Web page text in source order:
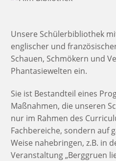
Unsere Schülerbibliothek
englischer und
Schauen, Schmökern und
Phantasiewelten ein.
Sie ist Bestandteil eines
Maßnahmen, die unseren
nur im Rahmen des
Fachbereiche, sondern auf
Weise nahebringen, z.B. in
Veranstaltung „Berggruen